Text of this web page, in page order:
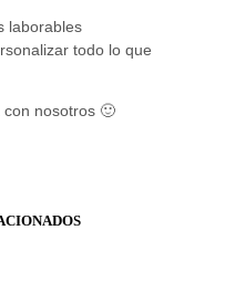
laborables
todo lo que
nosotros 🙂